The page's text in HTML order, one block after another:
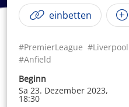
einbetten
#PremierLeague
#Anfield
Beginn
Sa 23. Dezember 2023,
18:30